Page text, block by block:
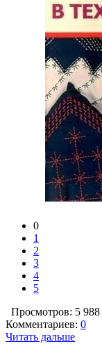
0
1
2
3
4
5
Просмотров: 5 988
Комментариев: 0
Читать дальше